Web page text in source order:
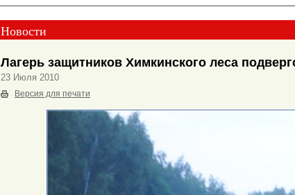
Новости
Лагерь защитников Химкинского леса
23 Июля 2010
Версия для печати